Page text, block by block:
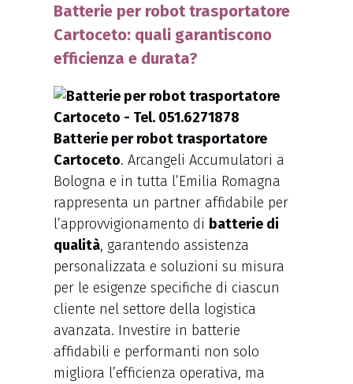
Batterie per robot trasportatore
Cartoceto: quali garantiscono
efficienza e durata?
Batterie per robot trasportatore
Cartoceto. Arcangeli Accumulatori a
Bologna e in tutta l’Emilia Romagna
rappresenta un partner affidabile per
l’approvvigionamento di batterie di
qualità, garantendo assistenza
personalizzata e soluzioni su misura
per le esigenze specifiche di ciascun
cliente nel settore della logistica
avanzata. Investire in batterie
affidabili e performanti non solo
migliora l’efficienza operativa, ma